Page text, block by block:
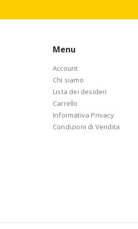
Menu
Account
Chi siamo
Lista dei desideri
Carrello
Informativa Privacy
Condizioni di Vendita